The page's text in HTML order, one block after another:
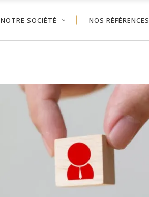
NOTRE SOCIÉTÉ NOS RÉFÉRENCES